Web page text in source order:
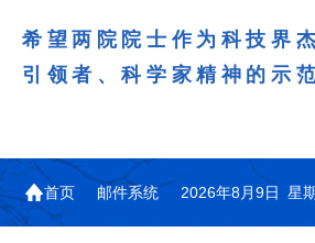
希望两院院士作为科技界
引领者、科学家精神的示
首页 邮件系统 2026年8月9日 星